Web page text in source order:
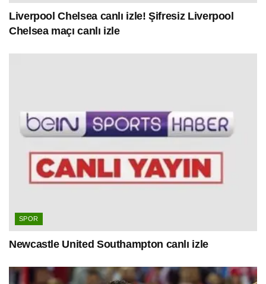
Liverpool Chelsea canlı izle! Şifresiz Liverpool
Chelsea maçı canlı izle
SPOR
Newcastle United Southampton canlı izle